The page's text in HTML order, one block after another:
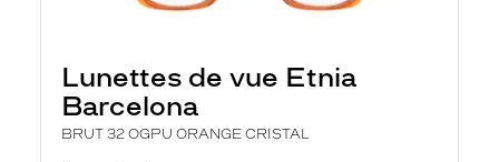
Lunettes de vue Etnia
Barcelona
BRUT 32 OGPU ORANGE CRISTAL